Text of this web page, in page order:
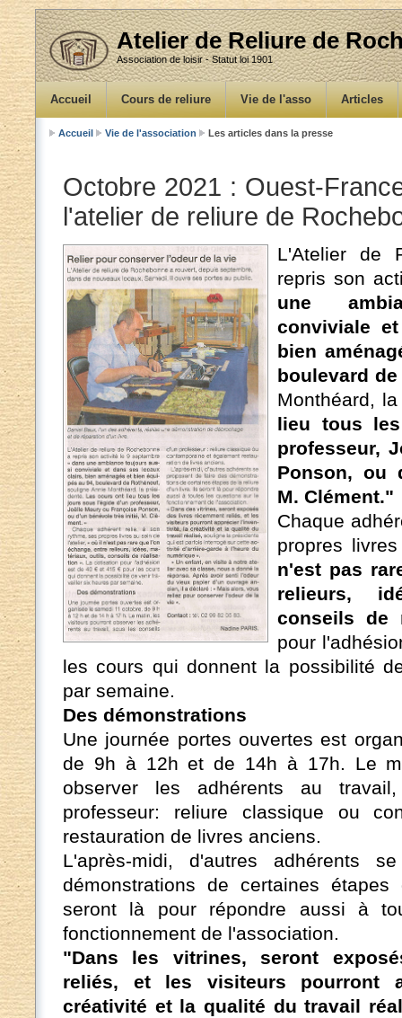
Atelier de Reliure de
Association de loisir - Statut loi 1901
Accueil Cours de reliure Vie de l'asso Articles
Accueil Vie de l'association Les articles dans la presse
Octobre 2021 : Ouest-
l'atelier de reliure de
L'Atelier de
repris son
une
conviviale
bien
boulevard
Monthéard,
lieu tous
professeur,
Ponson, ou
M. Clément."
Chaque
propres
n'est pas
relieurs,
conseils de
pour
les cours qui donnent la possibilité
par semaine.
Des démonstrations
Une journée portes ouvertes est
de 9h à 12h et de 14h à 17h. Le
observer les adhérents au
professeur: reliure classique ou
restauration de livres anciens.
L'après-midi, d'autres adhérents
démonstrations de certaines
seront là pour répondre aussi à
fonctionnement de l'association.
"Dans les vitrines, seront
reliés, et les visiteurs pourront
créativité et la qualité du travail